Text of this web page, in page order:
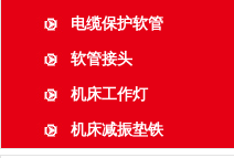
电缆保护软管
软管接头
机床工作灯
机床减振垫铁